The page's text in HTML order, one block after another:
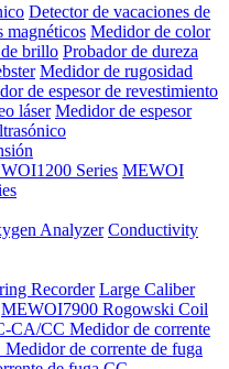
Detector de vacaciones de
magnéticos Medidor de color
brillo Probador de dureza
Medidor de rugosidad
de espesor de revestimiento
láser Medidor de espesor
Series MEWOI
Analyzer Conductivity
Recorder Large Caliber
MEWOI7900 Rogowski Coil
CA/CC Medidor de corrente
de corrente de fuga